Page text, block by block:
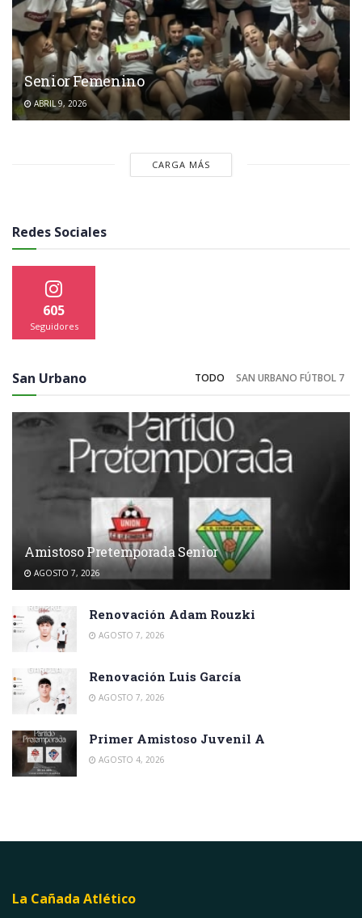
Senior Femenino
ABRIL 9, 2026
CARGA MÁS
Redes Sociales
605
Seguidores
San Urbano TODO SAN URBANO FÚTBOL 7
Amistoso Pretemporada Senior
AGOSTO 7, 2026
Renovación Adam Rouzki
AGOSTO 7, 2026
Renovación Luis García
AGOSTO 7, 2026
Primer Amistoso Juvenil A
AGOSTO 4, 2026
La Cañada Atlético